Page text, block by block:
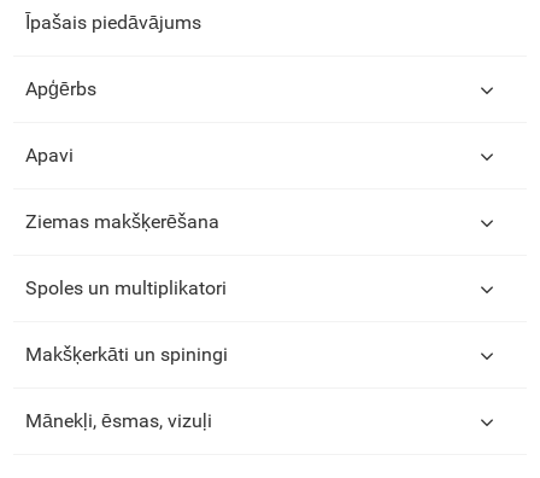
Īpašais piedāvājums
Apģērbs
Apavi
Ziemas makšķerēšana
Spoles un multiplikatori
Makšķerkāti un spiningi
Mānekļi, ēsmas, vizuļi